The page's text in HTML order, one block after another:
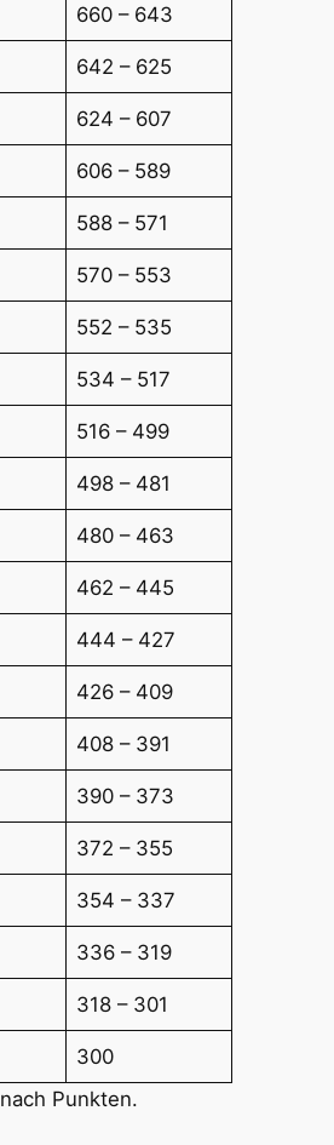
660 – 643
642 – 625
624 – 607
606 – 589
588 – 571
570 – 553
552 – 535
534 – 517
516 – 499
498 – 481
480 – 463
462 – 445
444 – 427
426 – 409
408 – 391
390 – 373
372 – 355
354 – 337
336 – 319
318 – 301
300
Punkten.